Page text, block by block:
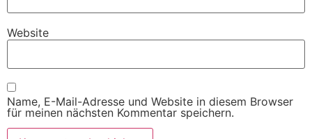
Website
Name, E-Mail-Adresse und Website in diesem Browser
für meinen nächsten Kommentar speichern.